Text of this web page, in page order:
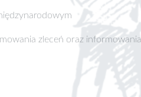
zleceń oraz